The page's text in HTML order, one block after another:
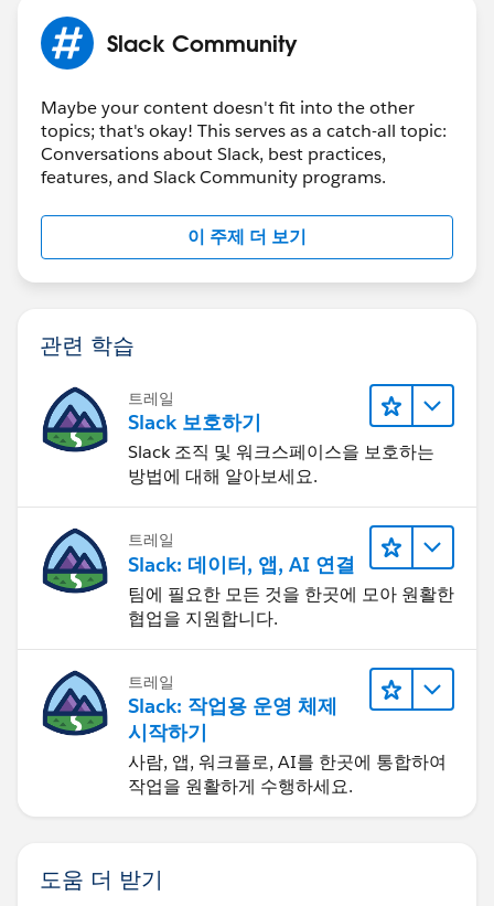
with-lwc
Slack Community
Maybe your content doesn't fit into the other
topics; that's okay! This serves as a catch-all topic:
Conversations about Slack, best practices,
features, and Slack Community programs.
이 주제 더 보기
관련 학습
트레일
Slack 보호하기
Slack 조직 및 워크스페이스을 보호하는
방법에 대해 알아보세요.
트레일
Slack: 데이터, 앱, AI 연결
팀에 필요한 모든 것을 한곳에 모아 원활한
협업을 지원합니다.
트레일
Slack: 작업용 운영 체제
시작하기
사람, 앱, 워크플로, AI를 한곳에 통합하여
작업을 원활하게 수행하세요.
도움 더 받기